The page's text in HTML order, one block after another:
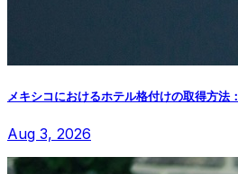
メキシコにおけるホテル格付けの取得方法
Aug 3, 2026